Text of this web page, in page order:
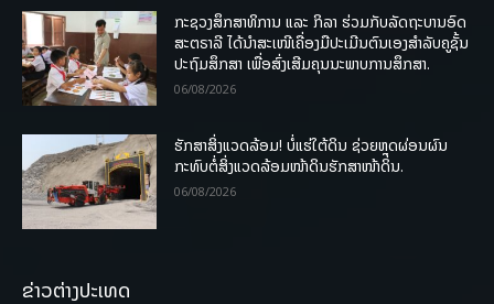
ກະຊວງສຶກສາທິການ ແລະ ກິລາ ຮ່ວມກັບລັດຖະບານອົດ
ສະຕຣາລີ ໄດ້ນຳສະເໜີເຄື່ອງມືປະເມີນຕົນເອງສຳລັບຄູຊັ້ນ
ປະຖົມສຶກສາ ເພື່ອສົ່ງເສີມຄຸນນະພາບການສຶກສາ.
06/08/2026
ຮັກສາສິ່ງແວດລ້ອມ! ບໍ່ແຮ່ໃຕ້ດິນ ຊ່ວຍຫຼຸດຜ່ອນຜົນ
ກະທົບຕໍ່ສິ່ງແວດລ້ອມໜ້າດິນຮັກສາໜ້າດິນ.
06/08/2026
ຂ່າວຕ່າງປະເທດ